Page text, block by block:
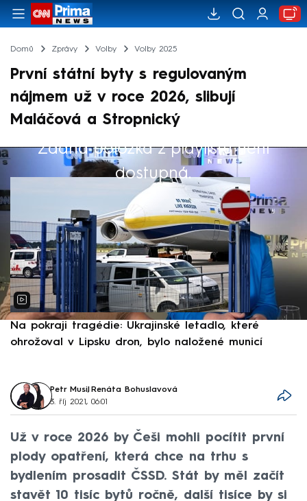
Domů Zprávy Volby Volby 2025
První státní byty s regulovaným
nájmem už v roce 2026, slibují
Maláčová a Stropnický
Žádná položka z playlistu není
dostupná.
Výběr redakce
Na pokraji tragédie: Ukrajinské letadlo, které
ohrožoval v Lipsku dron, bylo naložené municí
Petr Musil, Renáta Bohuslavová
3. říj 2021, 06:01
Už v roce 2026 by Češi mohli pocítit první
plody opatření, která chce na trhu s
bydlením prosadit ČSSD. Stát by měl začít
stavět 10 tisíc bytů ročně, další tisíce by si